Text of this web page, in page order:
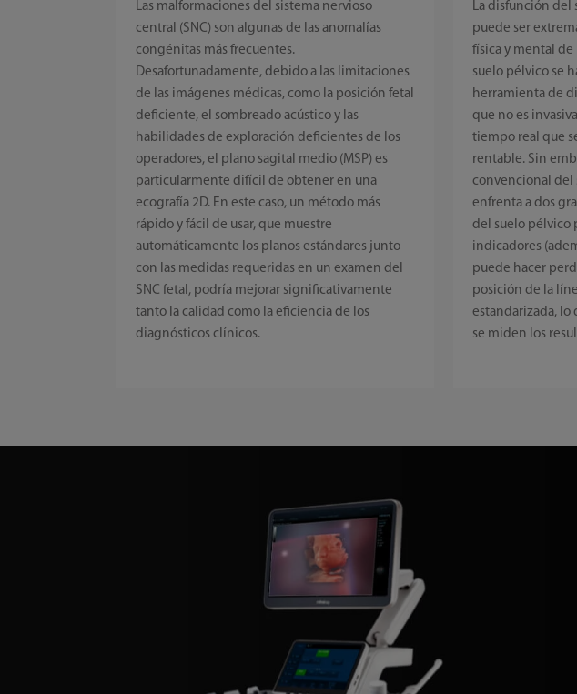
Las malformaciones del sistema nervioso
central (SNC) son algunas de las anomalías
congénitas más frecuentes.
Desafortunadamente, debido a las limitaciones
de las imágenes médicas, como la posición fetal
deficiente, el sombreado acústico y las
habilidades de exploración deficientes de los
operadores, el plano sagital medio (MSP) es
particularmente difícil de obtener en una
ecografía 2D. En este caso, un método más
rápido y fácil de usar, que muestre
automáticamente los planos estándares junto
con las medidas requeridas en un examen del
SNC fetal, podría mejorar significativamente
tanto la calidad como la eficiencia de los
diagnósticos clínicos.
La disfunción del
puede ser
física y mental de
suelo pélvico se
herramienta de
que no es
tiempo real que
rentable. Sin
convencional del
enfrenta a dos
del suelo pélvico
indicadores
puede hacer
posición de la
estandarizada, lo
se miden los